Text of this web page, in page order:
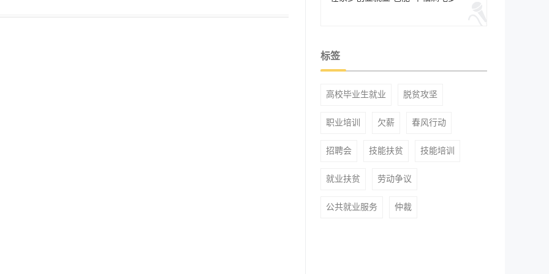
标签
高校毕业生就业 脱贫攻坚
职业培训 欠薪 春风行动
招聘会 技能扶贫 技能培训
就业扶贫 劳动争议
公共就业服务 仲裁